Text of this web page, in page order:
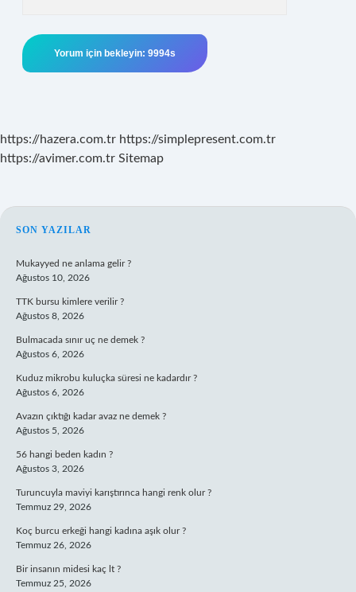
https://hazera.com.tr https://simplepresent.com.tr
https://avimer.com.tr Sitemap
SIDEBAR
SON YAZILAR
Mukayyed ne anlama gelir ?
Ağustos 10, 2026
TTK bursu kimlere verilir ?
Ağustos 8, 2026
Bulmacada sınır uç ne demek ?
Ağustos 6, 2026
Kuduz mikrobu kuluçka süresi ne kadardır ?
Ağustos 6, 2026
Avazın çıktığı kadar avaz ne demek ?
Ağustos 5, 2026
56 hangi beden kadın ?
Ağustos 3, 2026
Turuncuyla maviyi karıştırınca hangi renk olur ?
Temmuz 29, 2026
Koç burcu erkeği hangi kadına aşık olur ?
Temmuz 26, 2026
Bir insanın midesi kaç lt ?
Temmuz 25, 2026